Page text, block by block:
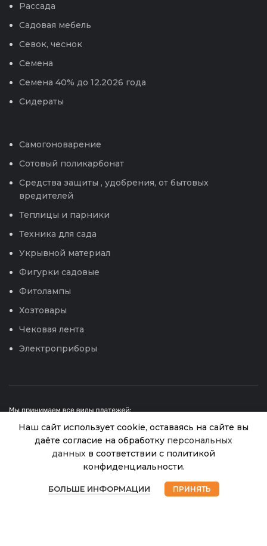
Рассада
Садовая мебель
Севок, чеснок
Семена
Семена 40% до 12.2026 года
Сидераты
Самогоноварение
Сотовый поликарбонат
Средства защиты , удобрения, от бытовых
вредителей
Теплицы и парники
Техника для сада
Укрывной материал
Фигурки садовые
Фитолампы
Хозтовары
Чековая лента
Электроприборы
Интернет магазин Успех. ИП Хрипунов Сергей
Александрович
ИНН 420800180243 / ОГРНИП 304420530300327
Наш сайт использует cookie, оставаясь на сайте вы
даёте согласие на обработку персональных
данных в соответствии с политикой
конфиденциальности.
БОЛЬШЕ ИНФОРМАЦИИ ПРИНЯТЬ
Решетка
Садовая
1х20м
900.00₽
наличии
Магазин Избранное Корзина Мой аккаунт